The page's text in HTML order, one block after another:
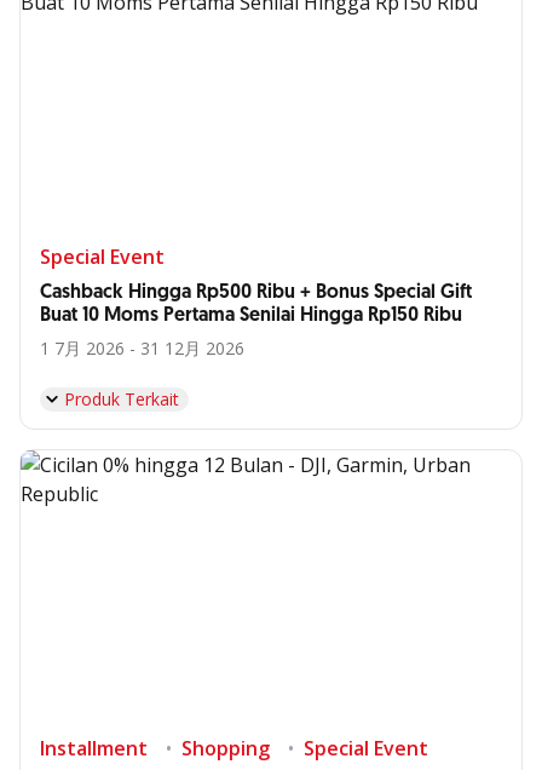
Special Event
Cashback Hingga Rp500 Ribu + Bonus Special Gift
Buat 10 Moms Pertama Senilai Hingga Rp150 Ribu
1 7月 2026 - 31 12月 2026
Produk Terkait
Installment Shopping Special Event